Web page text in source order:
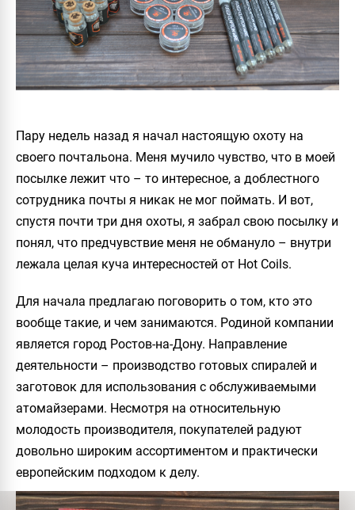
Пару недель назад я начал настоящую охоту на
своего почтальона. Меня мучило чувство, что в моей
посылке лежит что – то интересное, а доблестного
сотрудника почты я никак не мог поймать. И вот,
спустя почти три дня охоты, я забрал свою посылку и
понял, что предчувствие меня не обмануло – внутри
лежала целая куча интересностей от Hot Coils.
Для начала предлагаю поговорить о том, кто это
вообще такие, и чем занимаются. Родиной компании
является город Ростов-на-Дону. Направление
деятельности – производство готовых спиралей и
заготовок для использования с обслуживаемыми
атомайзерами. Несмотря на относительную
молодость производителя, покупателей радуют
довольно широким ассортиментом и практически
европейским подходом к делу.